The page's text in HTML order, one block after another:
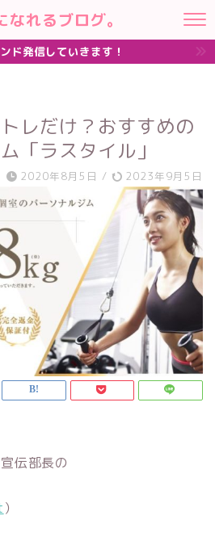
なれるブログ。
ド発信していきます！
レだけ？おすすめの
「ラスタイル」
2020年8月5日 / 2023年9月5日
伝部長の
）